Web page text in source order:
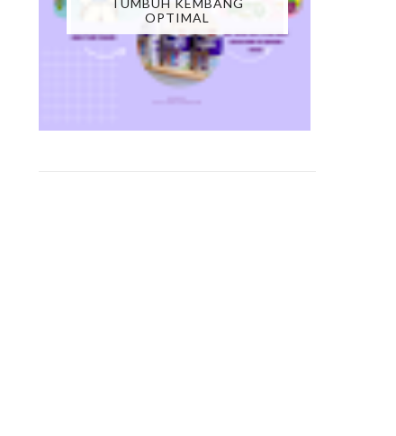
TUMBUH KEMBANG
OPTIMAL